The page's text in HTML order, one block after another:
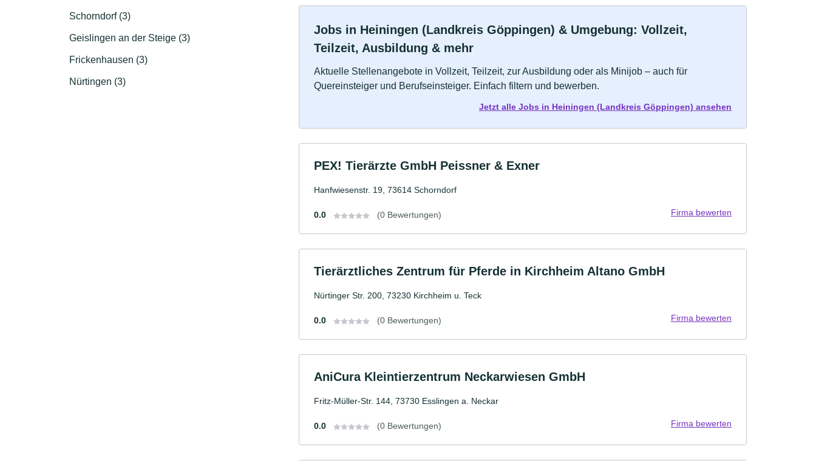
Schorndorf (3)
Geislingen an der Steige (3)
Frickenhausen (3)
Nürtingen (3)
Jobs in Heiningen (Landkreis Göppingen) & Umgebung: Vollzeit,
Teilzeit, Ausbildung & mehr
Aktuelle Stellenangebote in Vollzeit, Teilzeit, zur Ausbildung oder als Minijob – auch für
Quereinsteiger und Berufseinsteiger. Einfach filtern und bewerben.
Jetzt alle Jobs in Heiningen (Landkreis Göppingen) ansehen
PEX! Tierärzte GmbH Peissner & Exner
Hanfwiesenstr. 19, 73614 Schorndorf
0.0 (0 Bewertungen) Firma bewerten
Tierärztliches Zentrum für Pferde in Kirchheim Altano GmbH
Nürtinger Str. 200, 73230 Kirchheim u. Teck
0.0 (0 Bewertungen) Firma bewerten
AniCura Kleintierzentrum Neckarwiesen GmbH
Fritz-Müller-Str. 144, 73730 Esslingen a. Neckar
0.0 (0 Bewertungen) Firma bewerten